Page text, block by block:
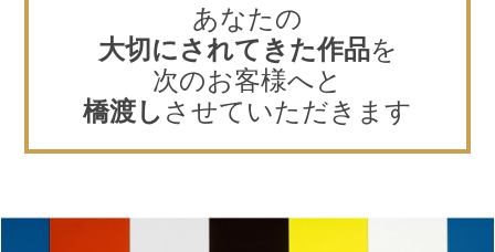
あなたの
大切にされてきた作品を
次のお客様へと
橋渡し させていただきます